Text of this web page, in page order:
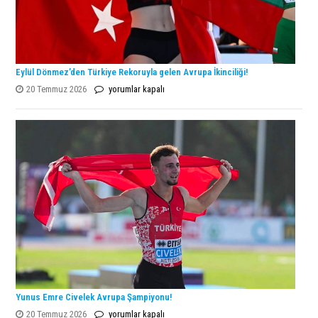
Eylül Dönmez’den Türkiye Rekoruyla gelen Avrupa İkinciliği!
20 Temmuz 2026
Eylül
Türkiye
gelen
Avrupa
İkinciliği!
yorumlar kapalı
Yunus Emre Civelek Avrupa Şampiyonu!
20 Temmuz 2026
Yunus
yorumlar kapalı